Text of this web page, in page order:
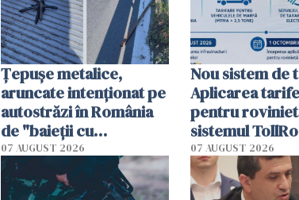
Țepușe metalice,
aruncate intenționat pe
autostrăzi în România
de "baieții cu
platforme": "Mi-au
cerut 1200 lei să mă
tracteze"
07 AUGUST 2026
Nou sistem de
Aplicarea
pentru
sistemul
începe la 1
07 AUGUST 2026